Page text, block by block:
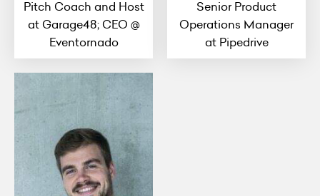
Pitch Coach and Host
at Garage48; CEO @
Eventornado
Senior Product
Operations Manager
at Pipedrive